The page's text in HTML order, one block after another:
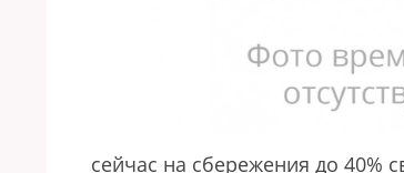
сейчас на сбережения до 40%